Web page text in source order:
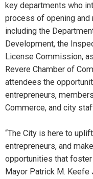
key departments who
process of opening and
including the
Development, the
License Commission,
Revere Chamber of
attendees the
entrepreneurs,
Commerce, and city
“The City is here to
entrepreneurs, and
opportunities that
Mayor Patrick M. Keefe